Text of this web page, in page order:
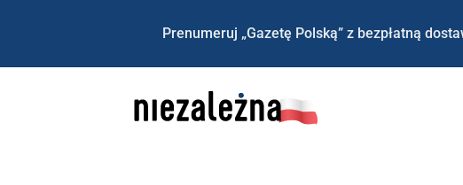
Prenumeruj „Gazetę Polską” z bezpłatną